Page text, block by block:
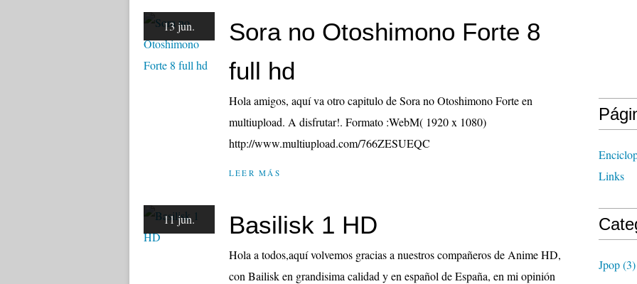
13 jun.
Sora no Otoshimono Forte 8
full hd
Hola amigos, aquí va otro capitulo de Sora no Otoshimono Forte en
multiupload. A disfrutar!. Formato :WebM( 1920 x 1080)
http://www.multiupload.com/766ZESUEQC
LEER MÁS
11 jun. Basilisk 1 HD
Hola a todos,aquí volvemos gracias a nuestros compañeros de Anime HD,
con Bailisk en grandisima calidad y en español de España, en mi opinión
Links
Jpop(3)